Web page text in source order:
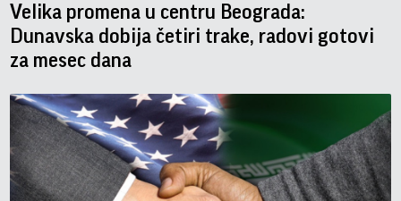
Velika promena u centru Beograda:
Dunavska dobija četiri trake, radovi gotovi
za mesec dana